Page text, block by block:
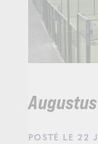
POSTÉ LE 22